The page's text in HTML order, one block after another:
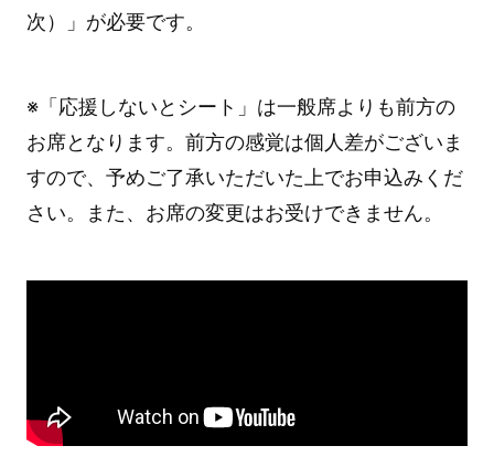
次）」が必要です。
※「応援しないとシート」は一般席よりも前方の
お席となります。前方の感覚は個人差がございま
すので、予めご了承いただいた上でお申込みくだ
さい。また、お席の変更はお受けできません。